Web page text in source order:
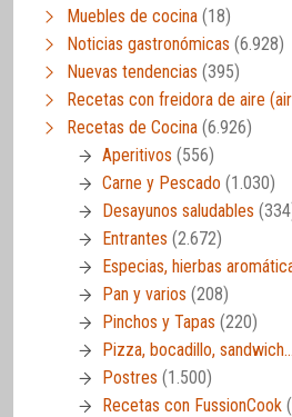
Muebles de cocina (18)
Noticias gastronómicas (6.928)
Nuevas tendencias (395)
Recetas con freidora de aire
Recetas de Cocina (6.926)
Aperitivos (556)
Carne y Pescado (1.030)
Desayunos saludables
Entrantes (2.672)
Especias, hierbas
Pan y varios (208)
Pinchos y Tapas (220)
Pizza, bocadillo, sandwich…
Postres (1.500)
Recetas con FussionCook